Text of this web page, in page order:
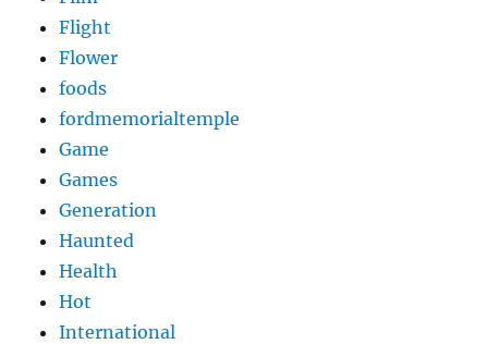
Flight
Flower
foods
fordmemorialtemple
Game
Games
Generation
Haunted
Health
Hot
International